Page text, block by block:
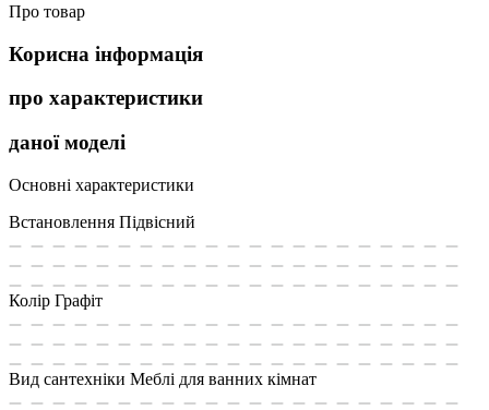
Про товар
Корисна інформація
про характеристики
даної моделі
Основні характеристики
Встановлення Підвісний
Колір Графіт
Вид сантехніки Меблі для ванних кімнат